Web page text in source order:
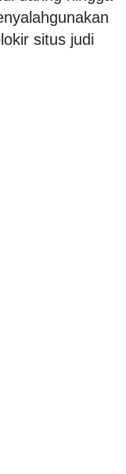
situs judi